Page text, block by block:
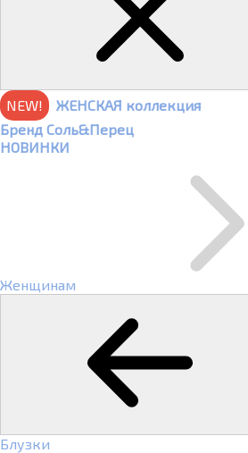
NEW!
ЖЕНСКАЯ коллекция
Бренд Соль&Перец
НОВИНКИ
Женщинам
Блузки